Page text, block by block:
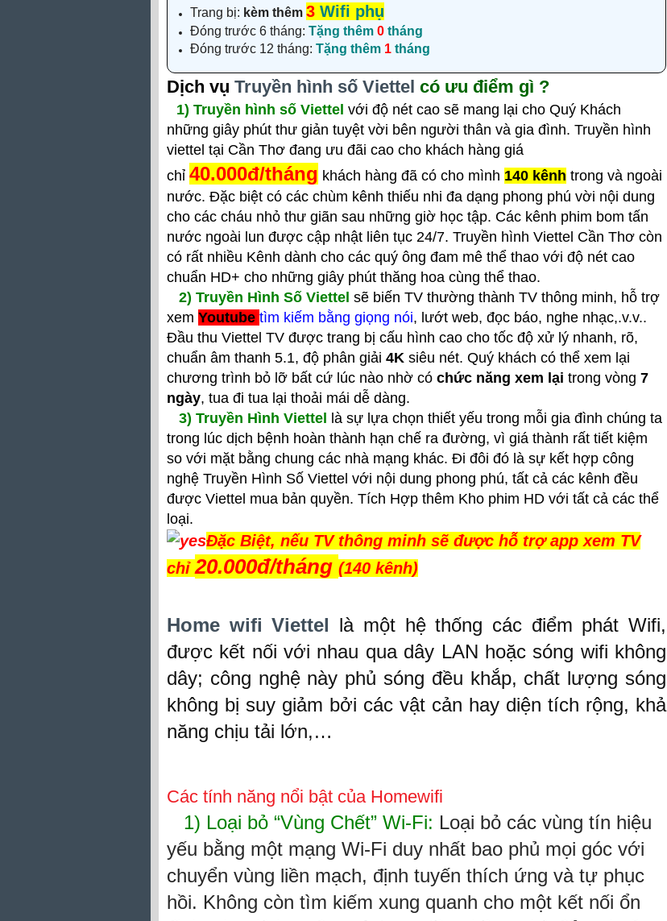
Trang bị: kèm thêm 3 Wifi phụ
Đóng trước 6 tháng: Tặng thêm 0 tháng
Đóng trước 12 tháng: Tặng thêm 1 tháng
Dịch vụ Truyền hình số Viettel có ưu điểm gì ?
1) Truyền hình số Viettel với độ nét cao sẽ mang lại cho Quý Khách
những giây phút thư giản tuyệt vời bên người thân và gia đình. Truyền hình
viettel tại Cần Thơ đang ưu đãi cao cho khách hàng giá
chỉ 40.000đ/tháng khách hàng đã có cho mình 140 kênh trong và ngoài
nước. Đặc biệt có các chùm kênh thiếu nhi đa dạng phong phú vời nội dung
cho các cháu nhỏ thư giãn sau những giờ học tập. Các kênh phim bom tấn
nước ngoài lun được cập nhật liên tục 24/7. Truyền hình Viettel Cần Thơ còn
có rất nhiều Kênh dành cho các quý ông đam mê thể thao với độ nét cao
chuẩn HD+ cho những giây phút thăng hoa cùng thể thao.
2) Truyền Hình Số Viettel sẽ biến TV thường thành TV thông minh, hỗ trợ
xem Youtube tìm kiếm bằng giọng nói, lướt web, đọc báo, nghe nhạc,.v.v..
Đầu thu Viettel TV được trang bị cấu hình cao cho tốc độ xử lý nhanh, rõ,
chuẩn âm thanh 5.1, độ phân giải 4K siêu nét. Quý khách có thể xem lại
chương trình bỏ lỡ bất cứ lúc nào nhờ có chức năng xem lại trong vòng 7
ngày, tua đi tua lại thoải mái dễ dàng.
3) Truyền Hình Viettel
là sự lựa chọn thiết yếu trong mỗi gia đình chúng ta
trong lúc dịch bệnh hoàn thành hạn chế ra đường, vì giá thành rất tiết kiệm
so với mặt bằng chung các nhà mạng khác. Đi đôi đó là sự kết hợp công
nghệ Truyền Hình Số Viettel với nội dung phong phú, tất cả các kênh đều
được Viettel mua bản quyền. Tích Hợp thêm Kho phim HD với tất cả các thể
loại.
Đặc Biệt, nếu TV thông minh sẽ được hỗ trợ app xem TV
chỉ20.000đ/tháng (140 kênh)
Home wifi Viettel là một hệ thống các điểm phát Wifi,
được kết nối với nhau qua dây LAN hoặc sóng wifi không
dây; công nghệ này phủ sóng đều khắp, chất lượng sóng
không bị suy giảm bởi các vật cản hay diện tích rộng, khả
năng chịu tải lớn,…
Các tính năng nổi bật của Homewifi
1) Loại bỏ “Vùng Chết” Wi-Fi: Loại bỏ các vùng tín hiệu
yếu bằng một mạng Wi-Fi duy nhất bao phủ mọi góc với
chuyển vùng liền mạch, định tuyến thích ứng và tự phục
hồi. Không còn tìm kiếm xung quanh cho một kết nối ổn